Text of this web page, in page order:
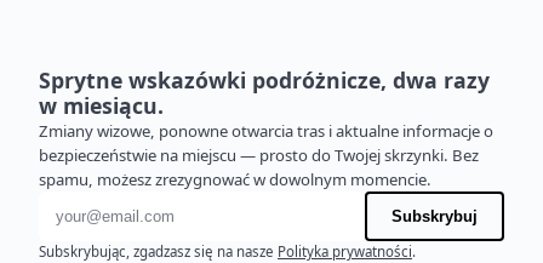
Sprytne wskazówki podróżnicze, dwa razy
w miesiącu.
Zmiany wizowe, ponowne otwarcia tras i aktualne informacje o
bezpieczeństwie na miejscu — prosto do Twojej skrzynki. Bez
spamu, możesz zrezygnować w dowolnym momencie.
Adres e-mail
Subskrybuj
Subskrybując, zgadzasz się na nasze Polityka prywatności.